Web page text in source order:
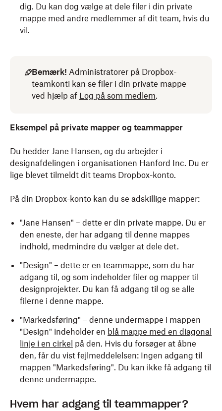
dig. Du kan dog vælge at dele filer i din private
mappe med andre medlemmer af dit team, hvis du
vil.
Bemærk! Administratorer på Dropbox-
teamkonti kan se filer i din private mappe
ved hjælp af Log på som medlem.
Eksempel på private mapper og teammapper
Du hedder Jane Hansen, og du arbejder i
designafdelingen i organisationen Hanford Inc. Du er
lige blevet tilmeldt dit teams Dropbox-konto.
På din Dropbox-konto kan du se adskillige mapper:
"Jane Hansen" – dette er din private mappe. Du er
den eneste, der har adgang til denne mappes
indhold, medmindre du vælger at dele det.
"Design" – dette er en teammappe, som du har
adgang til, og som indeholder filer og mapper til
designprojekter. Du kan få adgang til og se alle
filerne i denne mappe.
"Markedsføring" – denne undermappe i mappen
"Design" indeholder en blå mappe med en diagonal
linje i en cirkel på den. Hvis du forsøger at åbne
den, får du vist fejlmeddelelsen: Ingen adgang til
mappen "Markedsføring". Du kan ikke få adgang til
denne undermappe.
Hvem har adgang til teammapper?